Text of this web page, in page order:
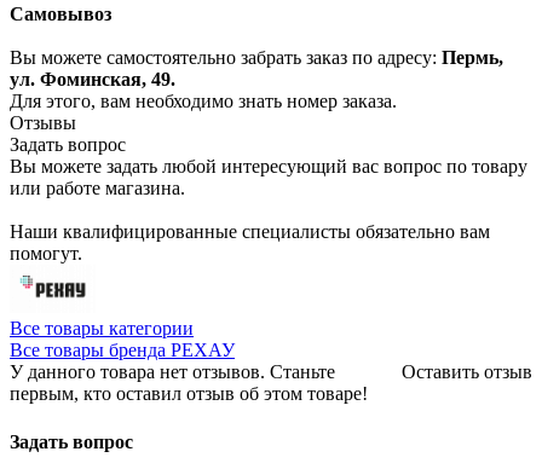
Самовывоз
Вы можете самостоятельно забрать заказ по адресу: Пермь,
ул. Фоминская, 49.
Для этого, вам необходимо знать номер заказа.
Отзывы
Задать вопрос
Вы можете задать любой интересующий вас вопрос по товару
или работе магазина.
Наши квалифицированные специалисты обязательно вам
помогут.
Все товары категории
Все товары бренда РЕХАУ
Оставить отзыв
У данного товара нет отзывов. Станьте
первым, кто оставил отзыв об этом товаре!
Задать вопрос